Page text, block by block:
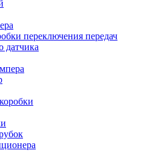
переключения передач
датчика